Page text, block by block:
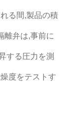
る間,製品の積
離弁は,事前に
する圧力を測
度をテストす